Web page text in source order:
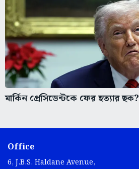
মার্কিন প্রেসিডেন্টকে ফের হত্যার ছক?
Office
6, J.B.S. Haldane Avenue,